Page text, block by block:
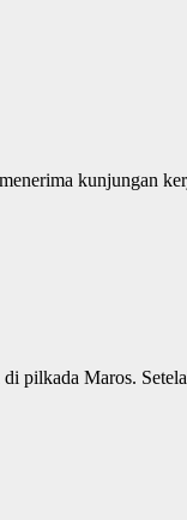
kunjungan
pilkada Maros.